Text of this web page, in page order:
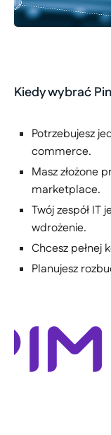
Kiedy wybrać
Potrzebujesz
commerce.
Masz złożone
marketplace.
Twój zespół IT
wdrożenie.
Chcesz pełnej
Planujesz